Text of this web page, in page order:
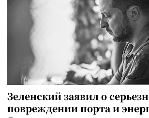
Зеленский заявил о
повреждении порта и